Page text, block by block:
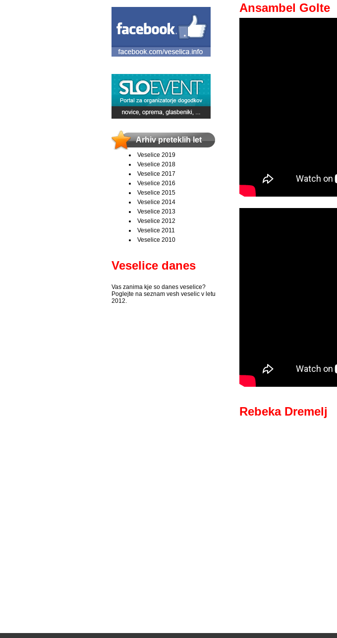
Arhiv preteklih let
Veselice 2019
Veselice 2018
Veselice 2017
Veselice 2016
Veselice 2015
Veselice 2014
Veselice 2013
Veselice 2012
Veselice 2011
Veselice 2010
Veselice danes
Vas zanima kje so danes veselice?
Poglejte na seznam vesh veselic v letu
2012.
Ansambel Golte
Rebeka Dremelj